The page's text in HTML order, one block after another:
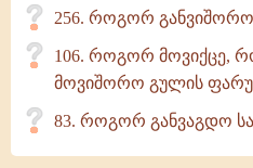
256. როგორ
106. როგორ მოვიქცე,
მოვიშორო გულის
83. როგორ განვაგდო